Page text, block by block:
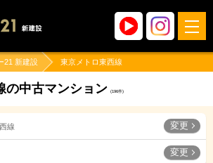
21 新建設 東京メトロ東西線
の中古マンション (196件)
線 変更
変更